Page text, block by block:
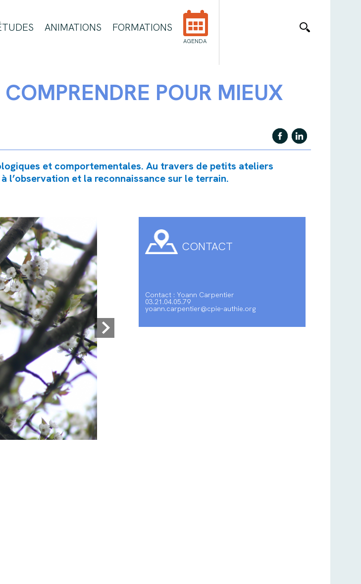
ANIMATIONS FORMATIONS
AGENDA
POUR MIEUX
et comportementales. Au travers de petits ateliers
l’observation et la reconnaissance sur le terrain.
CONTACT
Contact : Yoann Carpentier
03.21.04.05.79
yoann.carpentier@cpie-authie.org